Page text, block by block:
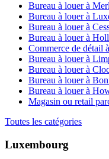
Bureau à louer à
Bureau à louer à
Bureau à louer à
Bureau à louer à
Commerce de détail
Bureau à louer à
Bureau à louer à
Bureau à louer à
Bureau à louer à
Magasin ou retail
Toutes les catégories
Luxembourg